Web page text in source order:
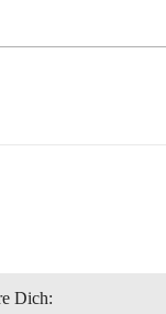
Dich: